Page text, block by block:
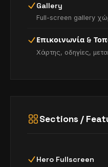
Gallery
Full-screen gallery
Επικοινωνία &
Χάρτης, οδηγίες,
Sections /
Hero Fullscreen